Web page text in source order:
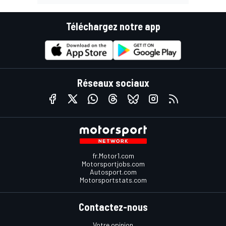
Téléchargez notre app
Réseaux sociaux
fr.Motor1.com
Motorsportjobs.com
Autosport.com
Motorsportstats.com
Contactez-nous